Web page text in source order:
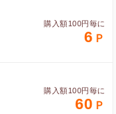
購入額100円毎に
6
購入額100円毎に
60